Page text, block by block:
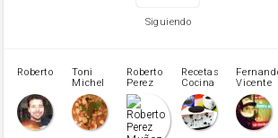
patatas
pimiento rojo
Pimentón
Siguiendo
Roberto
Toni
Michel
Caubet
Roberto
Perez
Muñoz
Recetas
Cocina
Vicente